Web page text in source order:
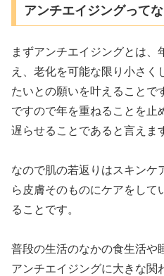
アンチエイジングってな
まずアンチエイジングとは、
え、老化を可能な限り小さく
たいとの願いを叶えることで
ですので年を重ねることを止
遅らせることであると言えま
なので肌の若返りはスキンケ
ら皮膚そのものにケアをして
ることです。
普段の生活のなかの食生活や
アンチエイジングに大きな関